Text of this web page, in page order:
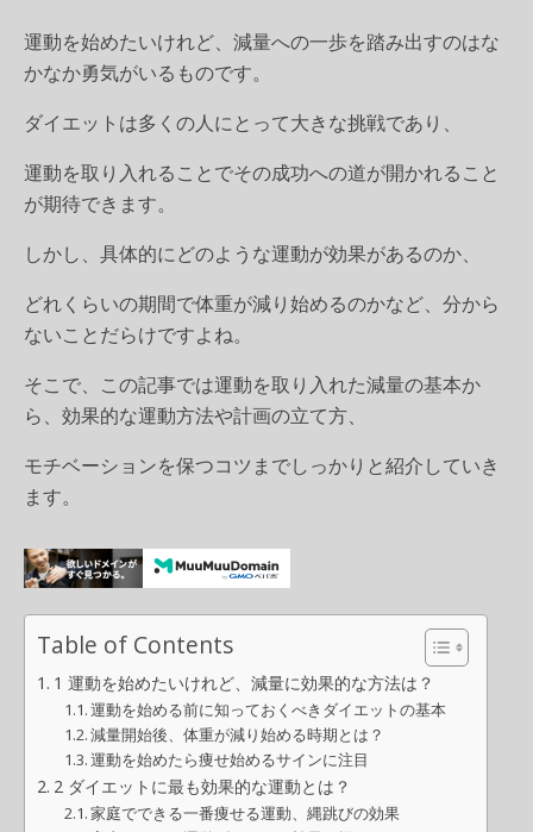
運動を始めたいけれど、 減量への一歩を踏み出すのはな
かなか勇気がいるものです。
ダイエットは多くの人にとって大きな挑戦であり、
運動を取り入れることでその成功への道が開かれること
が期待できます。
しかし、具体的にどのような運動が効果があるのか、
どれくらいの期間で体重が減り始めるのかなど、分から
ないことだらけですよね。
そこで、この記事では運動を取り入れた減量の基本か
ら、効果的な運動方法や計画の立て方、
モチベーションを保つコツまでしっかりと紹介していき
ます。
Table of Contents
1 運動を始めたいけれど、減量に効果的な方法は？
運動を始める前に知っておくべきダイエットの基本
減量開始後、体重が減り始める時期とは？
運動を始めたら痩せ始めるサインに注目
2 ダイエットに最も効果的な運動とは？
家庭でできる一番痩せる運動、縄跳びの効果